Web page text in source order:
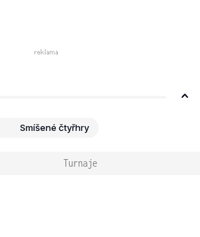
Smíšené čtyřhry
Turnaje